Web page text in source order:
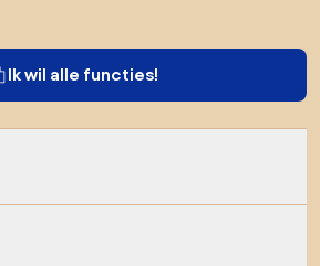
Ik wil alle functies!